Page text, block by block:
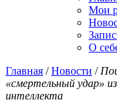
Мои
О
Главная /Новости /
«смертельный удар»
интеллекта